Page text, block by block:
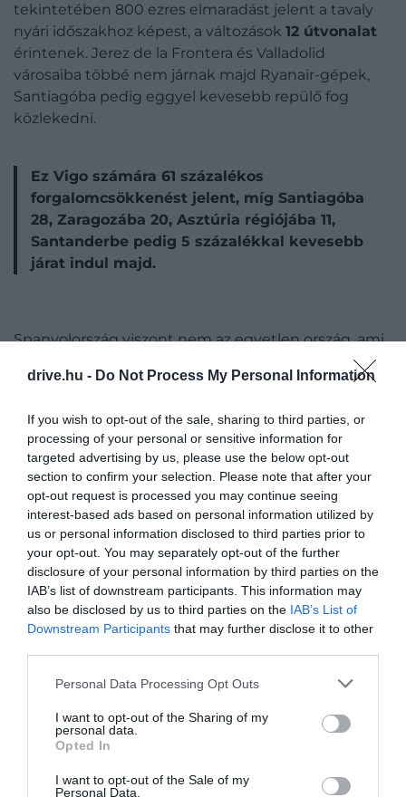
drive.hu - Do Not Process My Personal Information
If you wish to opt-out of the sale, sharing to third parties, or
processing of your personal or sensitive information for
targeted advertising by us, please use the below opt-out
section to confirm your selection. Please note that after your
opt-out request is processed you may continue seeing
interest-based ads based on personal information utilized by
us or personal information disclosed to third parties prior to
your opt-out. You may separately opt-out of the further
disclosure of your personal information by third parties on the
IAB’s list of downstream participants. This information may
also be disclosed by us to third parties on the IAB’s List of
Downstream Participants that may further disclose it to other
Please note that this website/app uses one or more Google
not limited to your visit or usage behaviour. You may click to
grant or deny consent to Google and its third-party tags to
use your data for below specified purposes in below Google
consent section.
Personal Data Processing Opt Outs
I want to opt-out of the Sharing of my
personal data.
Opted In
I want to opt-out of the Sale of my
Personal Data.
tekintetében 800 ezres elmaradást jelent a tavaly
nyári időszakhoz képest, a változások 12 útvonalat
érintenek. Jerez de la Frontera és Valladolid
városaiba többé nem járnak majd Ryanair-gépek,
Santiagóba pedig eggyel kevesebb repülő fog
közlekedni.
Ez Vigo számára 61 százalékos
forgalomcsökkenést jelent, míg Santiagóba
28, Zaragozába 20, Asztúria régiójába 11,
Santanderbe pedig 5 százalékkal kevesebb
járat indul majd.
Spanyolország viszont nem az egyetlen ország, ami
Fiumicino repülőteréről is kivonnak egy
meglepetés a jubileumi szentévben, hiszen az olasz
fővárosban 30 milliónál is több látogatóra
számítanak idén.
Párizs, Franciaország Pedro Lastra, Unsplash.